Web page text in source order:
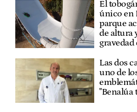
El
único en
parque
de altura
gravedad
Las dos
uno de
"Benalúa